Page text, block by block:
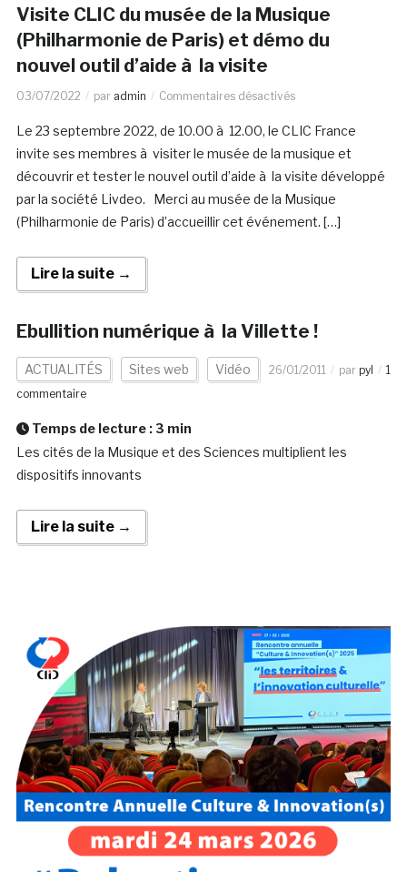
Visite CLIC du musée de la Musique
(Philharmonie de Paris) et démo du
nouvel outil d’aide à la visite
03/07/2022 par admin Commentaires désactivés
Le 23 septembre 2022, de 10.00 à 12.00, le CLIC France
invite ses membres à visiter le musée de la musique et
découvrir et tester le nouvel outil d’aide à la visite développé
par la société Livdeo. Merci au musée de la Musique
(Philharmonie de Paris) d’accueillir cet événement. […]
Lire la suite →
Ebullition numérique à la Villette !
ACTUALITÉS Sites web Vidéo 26/01/2011 par pyl
1
commentaire
Temps de lecture : 3 min
Les cités de la Musique et des Sciences multiplient les
dispositifs innovants
Lire la suite →